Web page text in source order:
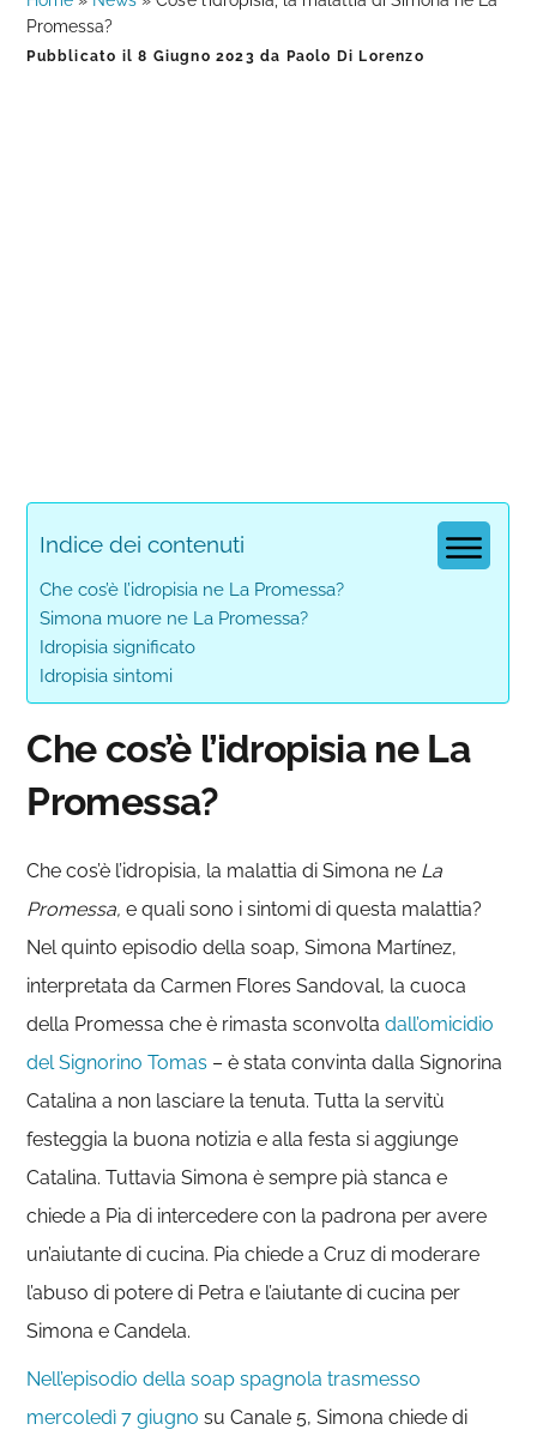
Promessa?
Pubblicato il8 Giugno 2023 da Paolo Di Lorenzo
Indice dei contenuti
Che cos’è l’idropisia ne La Promessa?
Simona muore ne La Promessa?
Idropisia significato
Idropisia sintomi
Che cos’è l’idropisia ne La
Promessa?
Che cos’è l’idropisia, la malattia di Simona ne La
Promessa, e quali sono i sintomi di questa malattia?
Nel quinto episodio della soap, Simona Martínez,
interpretata da Carmen Flores Sandoval, la cuoca
della Promessa che è rimasta sconvoltadall’omicidio
del Signorino Tomas – è stata convinta dalla Signorina
Catalina a non lasciare la tenuta. Tutta la servitù
festeggia la buona notizia e alla festa si aggiunge
Catalina. Tuttavia Simona è sempre pià stanca e
chiede a Pia di intercedere con la padrona per avere
un’aiutante di cucina. Pia chiede a Cruz di moderare
l’abuso di potere di Petra e l’aiutante di cucina per
Simona e Candela.
Nell’episodio della soap spagnola trasmesso
mercoledì 7 giugno su Canale 5, Simona chiede di